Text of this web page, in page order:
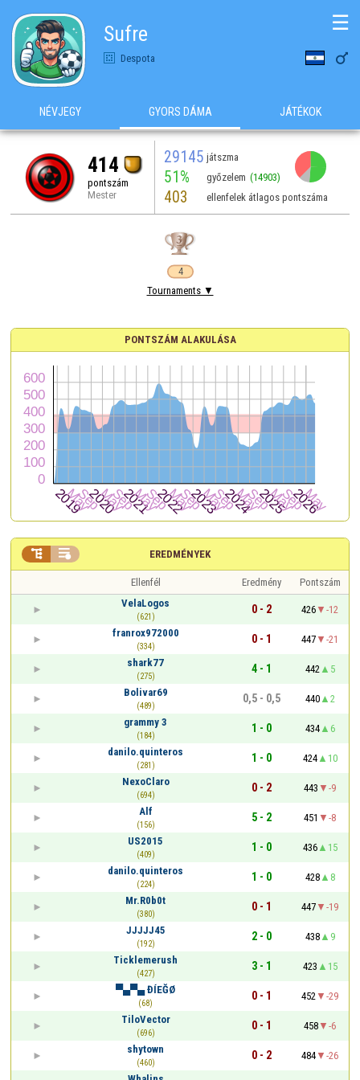
Sufre
Despota 
☰
NÉVJEGY GYORS DÁMA JÁTÉKOK
414
pontszám
Mester
29145 játszma
51% győzelem (14903)
403 ellenfelek átlagos pontszáma
4
Tournaments ▼
PONTSZÁM ALAKULÁSA
EREDMÉNYEK
 
Ellenfél Eredmény
Pontszám
VelaLogos
(621)
0 - 2 426
-12
franrox972000
(334)
0 - 1 447
-21
shark77
(275)
4 - 1 442
5
Bolivar69
(489)
0,5 - 0,5 440
2
grammy 3
(184)
1 - 0 434
6
danilo.quinteros
(281)
1 - 0 424
10
NexoClaro
(694)
0 - 2 443
-9
Alf
(156)
5 - 2 451
-8
US2015
(409)
1 - 0 436
15
danilo.quinteros
(224)
1 - 0 428
8
Mr.R0b0t
(380)
0 - 1 447
-19
JJJJJ45
(192)
2 - 0 438
9
Ticklemerush
(427)
3 - 1 423
15
▀▄▀▄ ĐÍEĞØ
(68)
0 - 1 452
-29
TiloVector
(696)
0 - 1 458
-6
shytown
(460)
0 - 2 484
-26